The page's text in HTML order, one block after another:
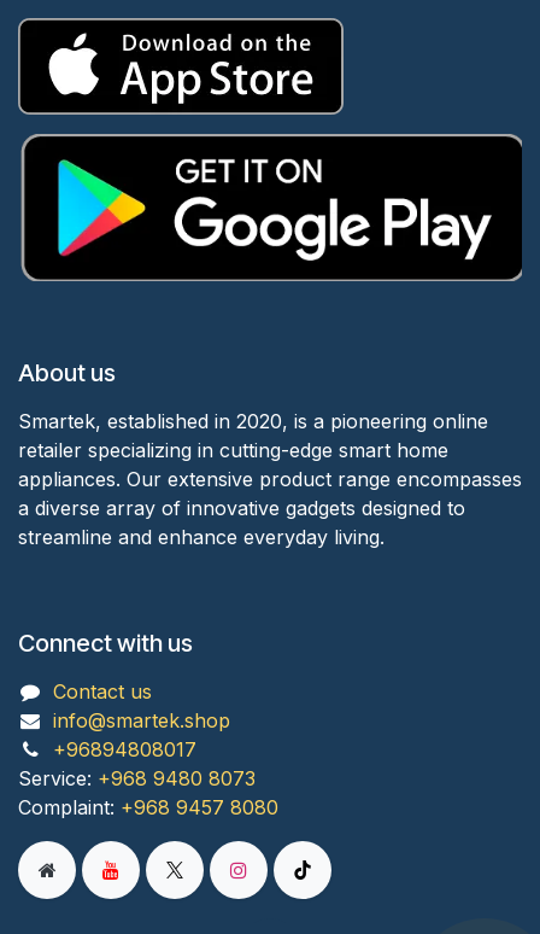
About us
Smartek, established in 2020, is a pioneering online
retailer specializing in cutting-edge smart home
appliances. Our extensive product range encompasses
a diverse array of innovative gadgets designed to
streamline and enhance everyday living.
Connect with us
Contact us
info@smartek.shop
+96894808017
Service: +968 9480 8073
Complaint: +968 9457 8080